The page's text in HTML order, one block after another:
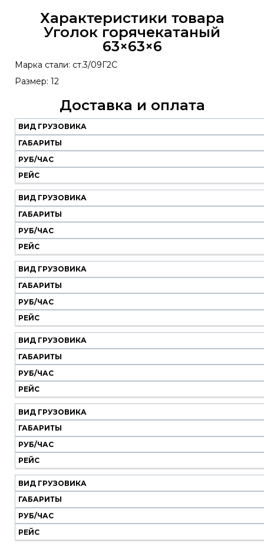
Характеристики товара
Уголок горячекатаный
63×63×6
Марка стали: ст.3/09Г2С
Размер: 12
Доставка и оплата
Наш
транспорт
Вид
грузовика
Габариты
Руб/
час
Рейс
ВИД ГРУЗОВИКА
ГАБАРИТЫ
РУБ/ЧАС
РЕЙС
ВИД ГРУЗОВИКА
ГАБАРИТЫ
РУБ/ЧАС
РЕЙС
ВИД ГРУЗОВИКА
ГАБАРИТЫ
РУБ/ЧАС
РЕЙС
ВИД ГРУЗОВИКА
ГАБАРИТЫ
РУБ/ЧАС
РЕЙС
ВИД ГРУЗОВИКА
ГАБАРИТЫ
РУБ/ЧАС
РЕЙС
ВИД ГРУЗОВИКА
ГАБАРИТЫ
РУБ/ЧАС
РЕЙС